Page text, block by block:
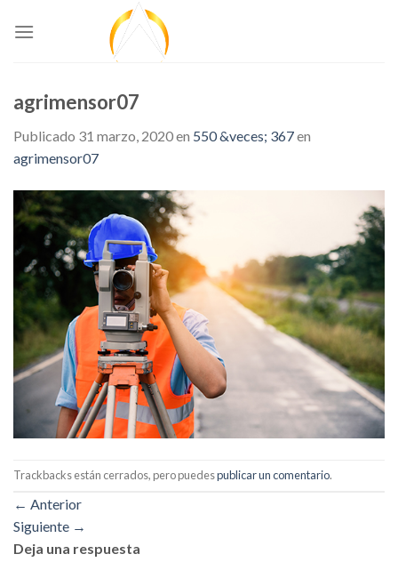
agrimensor07
Publicado 31 marzo, 2020en 550 &veces; 367en
agrimensor07
Trackbacks están cerrados, pero puedespublicar un comentario.
← Anterior
Siguiente →
Deja una respuesta